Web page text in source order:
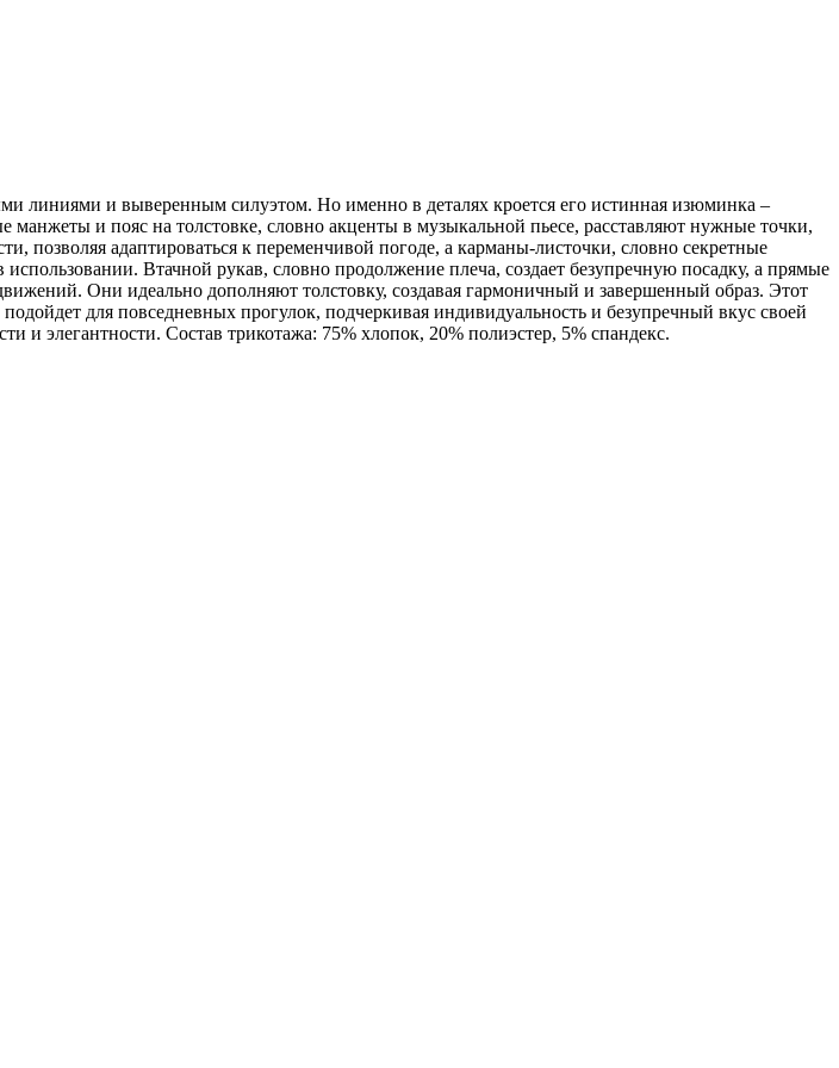
линиями и выверенным силуэтом. Но именно в деталях кроется его истинная изюминка –
и пояс на толстовке, словно акценты в музыкальной пьесе, расставляют нужные точки,
позволяя адаптироваться к переменчивой погоде, а карманы-листочки, словно секретные
Втачной рукав, словно продолжение плеча, создает безупречную посадку, а прямые
Они идеально дополняют толстовку, создавая гармоничный и завершенный образ. Этот
для повседневных прогулок, подчеркивая индивидуальность и безупречный вкус своей
и элегантности. Состав трикотажа: 75% хлопок, 20% полиэстер, 5% спандекс.